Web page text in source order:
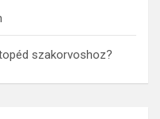
szakorvoshoz?